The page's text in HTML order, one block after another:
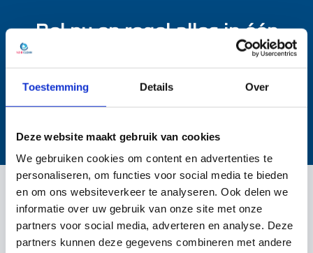
Toestemming Details Over
Deze website maakt gebruik van cookies
We gebruiken cookies om content en advertenties te
personaliseren, om functies voor social media te bieden
en om ons websiteverkeer te analyseren. Ook delen we
informatie over uw gebruik van onze site met onze
partners voor social media, adverteren en analyse. Deze
partners kunnen deze gegevens combineren met andere
Bel nu en regel alles in één
085 – 060 26 23